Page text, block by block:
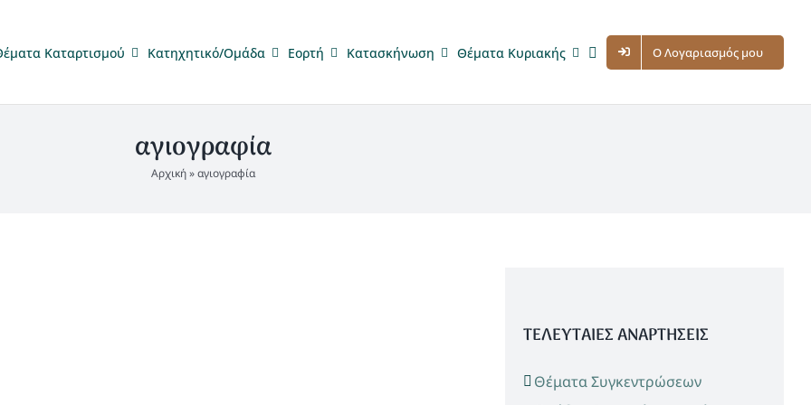
Καταρτισμού Κατηχητικό/Ομάδα Eορτή Κατασκήνωση Θέματα Κυριακής Ο Λογαριασμός μου
αγιογραφία
Αρχική»αγιογραφία
ΤΕΛΕΥΤΑΙΕΣ ΑΝΑΡΤΗΣΕΙΣ
Θέματα Συγκεντρώσεων